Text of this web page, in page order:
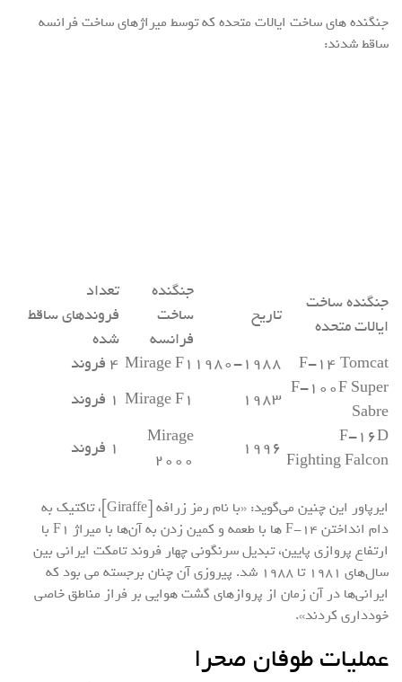
جنگنده های ساخت ایالات متحده که توسط میراژهای ساخت فرانسه
ساقط شدند:
جنگنده ساخت
ایالات متحده
تاریخ
جنگنده
ساخت
فرانسه
تعداد
فروندهای ساقط
شده
F-۱۴ Tomcat
۱۹۸۰-۱۹۸۸ Mirage F۱ ۴ فروند
F-۱۰۰F Super
Sabre
۱۹۸۳ Mirage F۱ ۱ فروند
F-۱۶D
Fighting Falcon
۱۹۹۶
Mirage
۲۰۰۰
۱ فروند
ایرپاور این چنین می‌گوید: «با نام رمز زرافه [Giraffe]، تاکتیک به
دام انداختن F-۱۴ ها با طعمه و کمین زدن به آن‌ها با میراژ F۱ با
ارتفاع پروازی پایین، تبدیل سرنگونی چهار فروند تامکت ایرانی بین
سال‌های ۱۹۸۱ تا ۱۹۸۸ شد. پیروزی آن چنان برجسته می بود که
ایرانی‌ها در آن زمان از پروازهای گشت هوایی بر فراز مناطق خاصی
خودداری کردند».
عملیات طوفان صحرا